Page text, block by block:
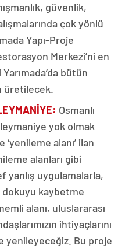
güvenlik,
çok yönlü
Yapı-Proje
Merkezi’ni en
bütün
üretilecek.
: Osmanlı
yok olmak
alanı’ ilan
alanları gibi
yanlış uygulamalarla,
kaybetme
alanı, uluslararası
ihtiyaçlarını
yenileyeceğiz. Bu proje